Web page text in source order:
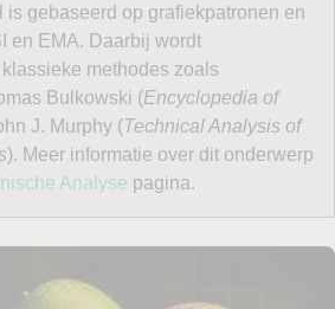
is gebaseerd op grafiekpatronen en
en EMA. Daarbij wordt
methodes zoals
Bulkowski (Encyclopedia of
J. Murphy (Technical Analysis of
). Meer informatie over dit onderwerp
Analyse pagina.